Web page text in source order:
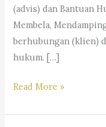
(advis) dan Bantuan
Membela,
berhubungan (klien)
hukum. […]
Advokat-
Hukum-
Read More »